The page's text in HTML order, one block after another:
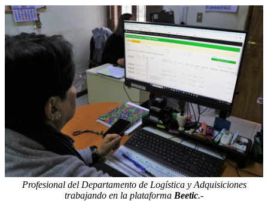
Profesional del Departamento de Logística y Adquisiciones
trabajando en la plataforma Beetic.-